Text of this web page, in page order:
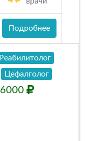
Подробнее
Реабилитолог
Цефалголог
6000